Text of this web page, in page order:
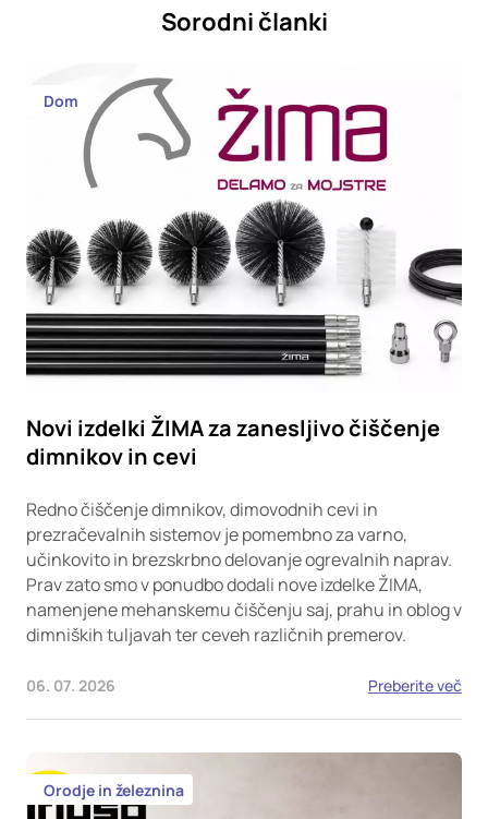
Sorodni članki
Dom
Novi izdelki ŽIMA za zanesljivo čiščenje
dimnikov in cevi
Redno čiščenje dimnikov, dimovodnih cevi in
prezračevalnih sistemov je pomembno za varno,
učinkovito in brezskrbno delovanje ogrevalnih naprav.
Prav zato smo v ponudbo dodali nove izdelke ŽIMA,
namenjene mehanskemu čiščenju saj, prahu in oblog v
dimniških tuljavah ter ceveh različnih premerov.
06. 07. 2026 Preberite več
Orodje in železnina